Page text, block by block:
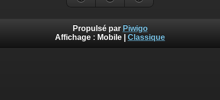
Propulsé par Piwigo
Affichage : Mobile Classique